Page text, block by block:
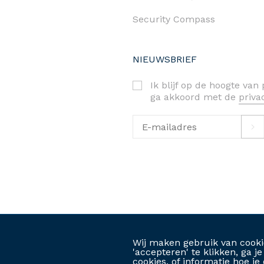
Wij maken gebruik van
'accepteren' te klikken, ga
cookies, of informatie hoe je
Security Compass
NIEUWSBRIEF
Ik blijf op de hoogte
ga akkoord met de
©2026. RAS bv-srl